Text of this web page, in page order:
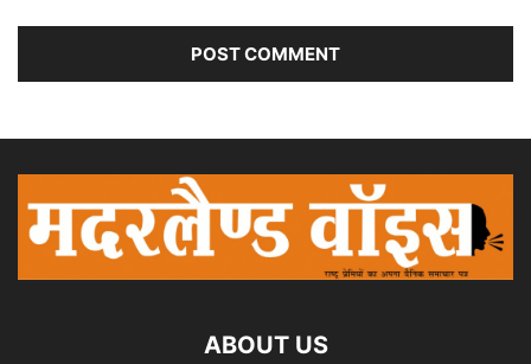
ABOUT US